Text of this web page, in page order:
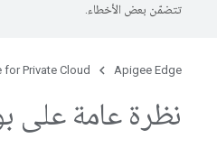
تتضمّن بعض الأخطاء.
Apigee Edge
for Private Cloud
نظرة عامة على